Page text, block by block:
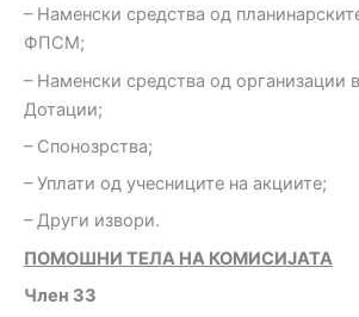
– Наменски средства од
ФПСМ;
– Наменски средства од
Дотации;
– Спонозрства;
– Уплати од учесниците на акциите;
– Други извори.
ПОМОШНИ ТЕЛА НА КОМИСИЈАТА
Член 33